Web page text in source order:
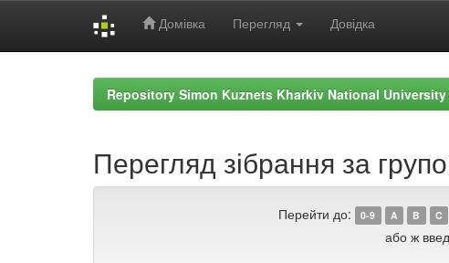
Домівка Перегляд Довідка
Repository Simon Kuznets Kharkiv National
Перегляд зібрання за
Перейти до: 0-9 A B C
або ж